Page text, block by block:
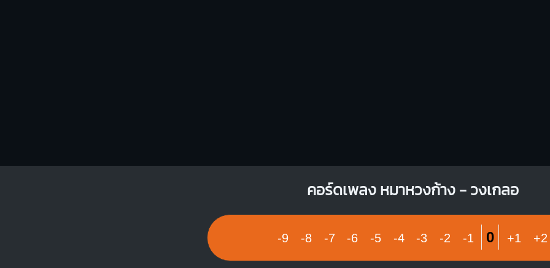
คอร์ดเพลง หมาหวงก้าง - วงเกลอ
-9 -8 -7 -6 -5 -4 -3 -2 -1 0 +1 +2